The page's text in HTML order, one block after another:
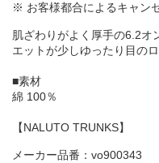
※ お客様都合によるキャン
肌ざわりがよく厚手の6.2オ
エットが少しゆったり目の
■素材
綿 100％
【NALUTO TRUNKS】
メーカー品番：vo900343